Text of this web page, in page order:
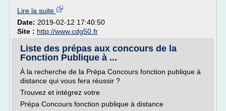
Lire la suite
Date: 2019-02-12 17:40:50
Site : http://www.cdg50.fr
Liste des prépas aux concours de la
Fonction Publique à ...
À la recherche de la Prépa Concours fonction publique à
distance qui vous fera réussir ?
Trouvez et intégrez votre
Prépa Concours fonction publique à distance